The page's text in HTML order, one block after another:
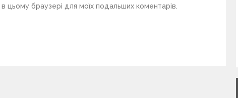
цьому браузері для моїх подальших коментарів.